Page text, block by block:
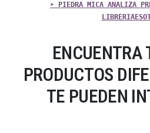
➤ PIEDRA MICA ANALIZA
ENCUENTRA
PRODUCTOS
TE PUEDEN